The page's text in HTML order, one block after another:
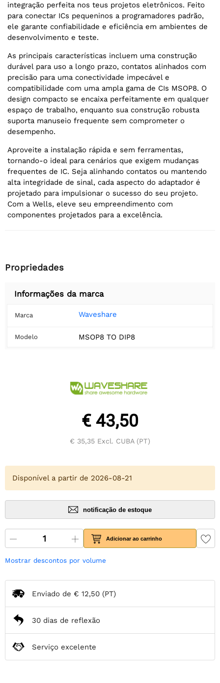
integração perfeita nos teus projetos eletrônicos. Feito
para conectar ICs pequeninos a programadores padrão,
ele garante confiabilidade e eficiência em ambientes de
desenvolvimento e teste.
As principais características incluem uma construção
durável para uso a longo prazo, contatos alinhados com
precisão para uma conectividade impecável e
compatibilidade com uma ampla gama de CIs MSOP8. O
design compacto se encaixa perfeitamente em qualquer
espaço de trabalho, enquanto sua construção robusta
suporta manuseio frequente sem comprometer o
desempenho.
Aproveite a instalação rápida e sem ferramentas,
tornando-o ideal para cenários que exigem mudanças
frequentes de IC. Seja alinhando contatos ou mantendo
alta integridade de sinal, cada aspecto do adaptador é
projetado para impulsionar o sucesso do seu projeto.
Com a Wells, eleve seu empreendimento com
componentes projetados para a excelência.
Propriedades
Informações da marca
Marca Waveshare
Modelo MSOP8 TO DIP8
€ 43,50
€ 35,35 Excl. CUBA (PT)
Disponível a partir de 2026-08-21
notificação de estoque
Adicionar ao carrinho
Mostrar descontos por volume
Enviado de € 12,50 (PT)
30 dias de reflexão
Serviço excelente